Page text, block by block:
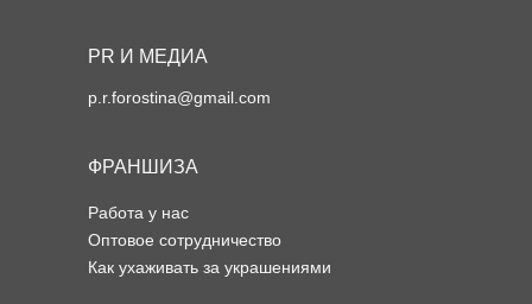
PR И МЕДИА
p.r.forostina@gmail.com
ФРАНШИЗА
Работа у нас
Оптовое сотрудничество
Как ухаживать за украшениями